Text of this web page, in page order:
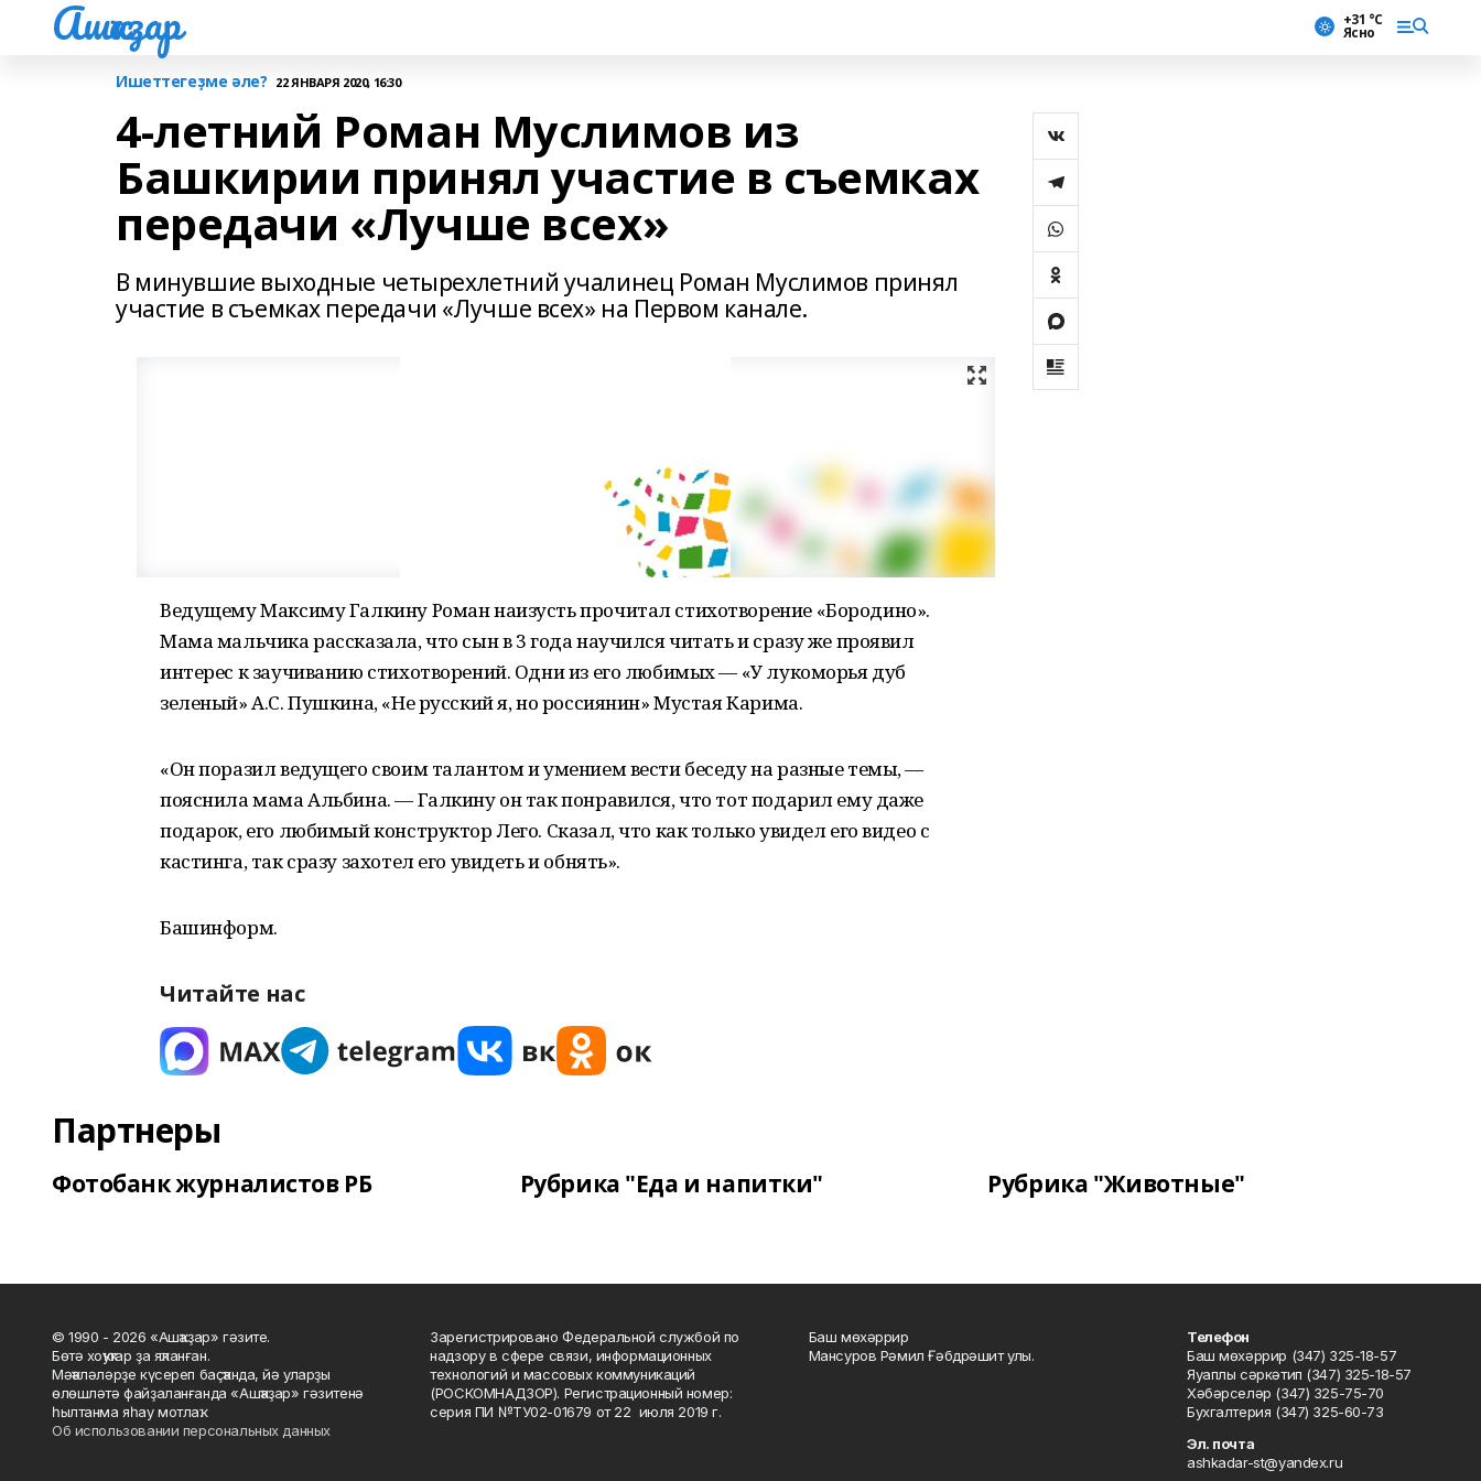
Ашҡаҙар +31 °С
Ясно
Ишеттегеҙме әле? 22 ЯНВАРЯ 2020, 16:30
4-летний Роман Муслимов из
Башкирии принял участие в съемках
передачи «Лучше всех»
В минувшие выходные четырехлетний учалинец Роман Муслимов принял
участие в съемках передачи «Лучше всех» на Первом канале.
Ведущему Максиму Галкину Роман наизусть прочитал стихотворение «Бородино».
Мама мальчика рассказала, что сын в 3 года научился читать и сразу же проявил
интерес к заучиванию стихотворений. Одни из его любимых — «У лукоморья дуб
зеленый» А.С. Пушкина, «Не русский я, но россиянин» Мустая Карима.
«Он поразил ведущего своим талантом и умением вести беседу на разные темы, —
пояснила мама Альбина. — Галкину он так понравился, что тот подарил ему даже
подарок, его любимый конструктор Лего. Сказал, что как только увидел его видео с
кастинга, так сразу захотел его увидеть и обнять».
Башинформ.
Читайте нас
Партнеры
Фотобанк журналистов РБ Рубрика "Еда и напитки" Рубрика "Животные"
© 1990 - 2026 «Ашҡаҙар» гәзите.
Бөтә хоҡуҡтар ҙа яҡланған.
Мәҡәләләрҙе күсереп баҫҡанда, йә уларҙы
өлөшләтә файҙаланғанда «Ашҡаҙар» гәзитенә
һылтанма яһау мотлаҡ.
Об использовании персональных данных
Зарегистрировано Федеральной службой по
надзору в сфере связи, информационных
технологий и массовых коммуникаций
(РОСКОМНАДЗОР). Регистрационный номер:
серия ПИ №ТУ02-01679 от 22 июля 2019 г.
Баш мөхәррир
Мансуров Рәмил Ғәбдрәшит улы.
Телефон
Баш мөхәррир (347) 325-18-57
Яуаплы сәркәтип (347) 325-18-57
Хәбәрселәр (347) 325-75-70
Бухгалтерия (347) 325-60-73
Эл. почта
ashkadar-st@yandex.ru